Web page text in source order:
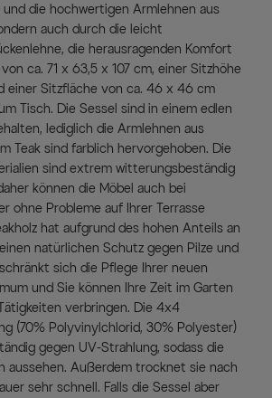
die hochwertigen Armlehnen aus
auch durch die leicht
die herausragenden Komfort
ca. 71 x 63,5 x 107 cm, einer Sitzhöhe
einer Sitzfläche von ca. 46 x 46 cm
Tisch. Die Sessel sind in einem edlen
lediglich die Armlehnen aus
Teak sind farblich hervorgehoben. Die
sind extrem witterungsbeständig
können die Möbel auch bei
ohne Probleme auf Ihrer Terrasse
hat aufgrund des hohen Anteils an
natürlichen Schutz gegen Pilze und
sich die Pflege Ihrer neuen
und Sie können Ihre Zeit im Garten
verbringen. Die 4x4
(70% Polyvinylchlorid, 30% Polyester)
gegen UV-Strahlung, sodass die
aussehen. Außerdem trocknet sie nach
sehr schnell. Falls die Sessel aber